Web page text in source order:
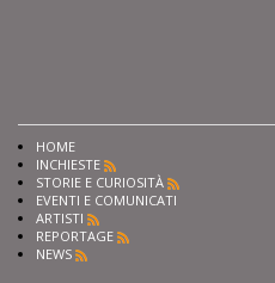
HOME
INCHIESTE
STORIE E CURIOSITÀ
EVENTI E COMUNICATI
ARTISTI
REPORTAGE
NEWS